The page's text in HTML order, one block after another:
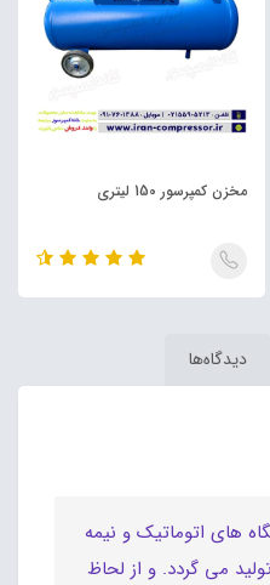
مخزن کمپرسور 150 لیتری
دیدگاه‌ها
های اتوماتیک و نیمه
می گردد. و از لحاظ